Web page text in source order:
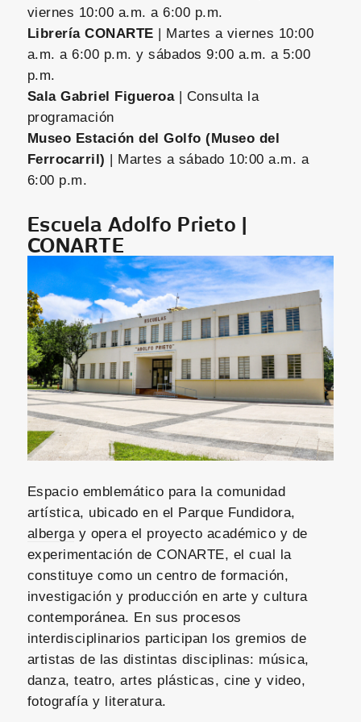
viernes 10:00 a.m. a 6:00 p.m.
Librería CONARTE | Martes a viernes 10:00
a.m. a 6:00 p.m. y sábados 9:00 a.m. a 5:00
p.m.
Sala Gabriel Figueroa| Consulta la
programación
Museo Estación del Golfo (Museo del
Ferrocarril) | Martes a sábado 10:00 a.m. a
6:00 p.m.
Escuela Adolfo Prieto |
CONARTE
Espacio emblemático para la comunidad
artística, ubicado en el Parque Fundidora,
albergay opera el proyecto académico y de
experimentación de CONARTE, el cual la
constituye como un centro de formación,
investigación y producción en arte y cultura
contemporánea. En sus procesos
interdisciplinarios participan los gremios de
artistas de las distintas disciplinas: música,
danza, teatro, artes plásticas, cine y video,
fotografía y literatura.